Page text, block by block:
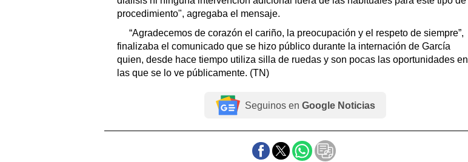
procedimiento", agregaba el mensaje.
“Agradecemos de corazón el cariño, la preocupación y el respeto de siempre”,
finalizaba el comunicado que se hizo público durante la internación de García
quien, desde hace tiempo utiliza silla de ruedas y son pocas las oportunidades en
las que se lo ve públicamente. (TN)
Seguinos en Google Noticias